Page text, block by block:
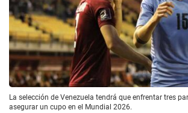
La selección de Venezuela tendrá que enfrentar tres
asegurar un cupo en el Mundial 2026.